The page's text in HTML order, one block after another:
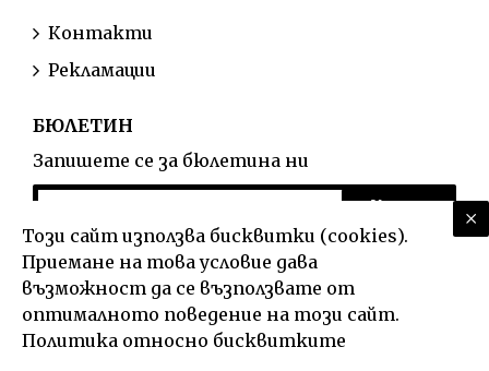
Контакти
Рекламации
БЮЛЕТИН
Запишете се за бюлетина ни
Изпрати
Прочел съм и съм съгласен с условията в страница
Политика относно бисквитките
Този сайт използва бисквитки (cookies).
Приемане на това условие дава
възможност да се възползвате от
оптималното поведение на този сайт.
Политика относно бисквитките